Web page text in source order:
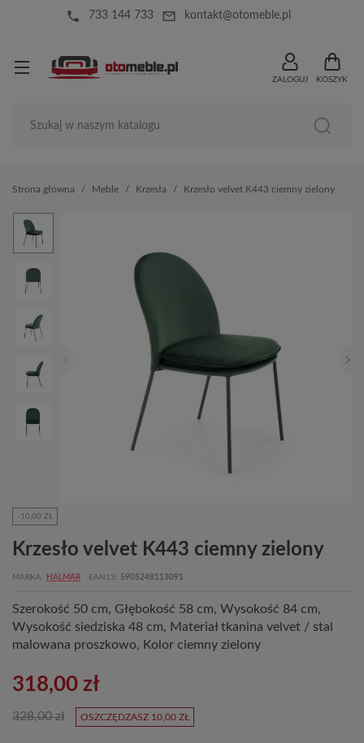
local_phone 733 144 733 mail_outline kontakt@otomeble.pl
ZALOGUJ KOSZYK
Strona główna Meble Krzesła Krzesło velvet K443 ciemny zielony
-10,00 ZŁ
Krzesło velvet K443 ciemny zielony
MARKA HALMAR EAN13 5905248113091
Szerokość 50 cm, Głębokość 58 cm, Wysokość 84 cm,
Wysokość siedziska 48 cm, Materiał tkanina velvet / stal
malowana proszkowo, Kolor ciemny zielony
318,00 zł
328,00 zł OSZCZĘDZASZ 10,00 ZŁ